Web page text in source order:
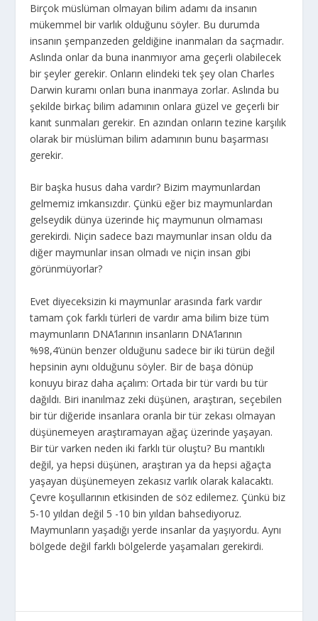
Birçok müslüman olmayan bilim adamı da insanın
mükemmel bir varlık olduğunu söyler. Bu durumda
insanın şempanzeden geldiğine inanmaları da saçmadır.
Aslında onlar da buna inanmıyor ama geçerli olabilecek
bir şeyler gerekir. Onların elindeki tek şey olan Charles
Darwin kuramı onları buna inanmaya zorlar. Aslında bu
şekilde birkaç bilim adamının onlara güzel ve geçerli bir
kanıt sunmaları gerekir. En azından onların tezine karşılık
olarak bir müslüman bilim adamının bunu başarması
gerekir.
Bir başka husus daha vardır? Bizim maymunlardan
gelmemiz imkansızdır. Çünkü eğer biz maymunlardan
gelseydik dünya üzerinde hiç maymunun olmaması
gerekirdi. Niçin sadece bazı maymunlar insan oldu da
diğer maymunlar insan olmadı ve niçin insan gibi
görünmüyorlar?
Evet diyeceksizin ki maymunlar arasında fark vardır
tamam çok farklı türleri de vardır ama bilim bize tüm
maymunların DNA’larının insanların DNA’larının
%98,4’ünün benzer olduğunu sadece bir iki türün değil
hepsinin aynı olduğunu söyler. Bir de başa dönüp
konuyu biraz daha açalım: Ortada bir tür vardı bu tür
dağıldı. Biri inanılmaz zeki düşünen, araştıran, seçebilen
bir tür diğeride insanlara oranla bir tür zekası olmayan
düşünemeyen araştıramayan ağaç üzerinde yaşayan.
Bir tür varken neden iki farklı tür oluştu? Bu mantıklı
değil, ya hepsi düşünen, araştıran ya da hepsi ağaçta
yaşayan düşünemeyen zekasız varlık olarak kalacaktı.
Çevre koşullarının etkisinden de söz edilemez. Çünkü biz
5-10 yıldan değil 5 -10 bin yıldan bahsediyoruz.
Maymunların yaşadığı yerde insanlar da yaşıyordu. Aynı
bölgede değil farklı bölgelerde yaşamaları gerekirdi.